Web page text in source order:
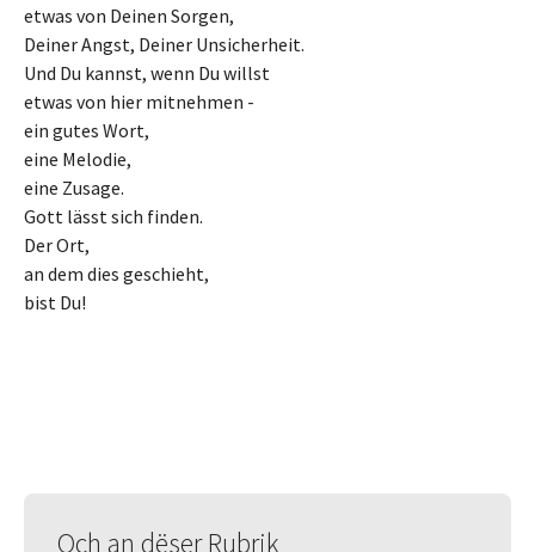
etwas von Deinen Sorgen,
Deiner Angst, Deiner Unsicherheit.
Und Du kannst, wenn Du willst
etwas von hier mitnehmen -
ein gutes Wort,
eine Melodie,
eine Zusage.
Gott lässt sich finden.
Der Ort,
an dem dies geschieht,
bist Du!
Och an dëser Rubrik